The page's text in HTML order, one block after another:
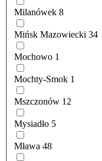
Milanówek 8
Mińsk Mazowiecki 34
Mochowo 1
Mochty-Smok 1
Mszczonów 12
Mysiadło 5
Mława 48